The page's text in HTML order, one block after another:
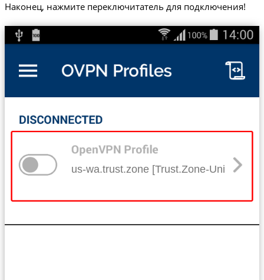
Наконец, нажмите переключитатель для подключения!
us-wa.trust.zone [Trust.Zone-United-